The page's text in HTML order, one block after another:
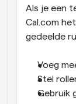
Als je een
Cal.com
gedeelde
Voeg
Stel
Gebruik